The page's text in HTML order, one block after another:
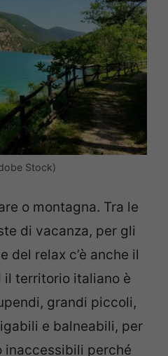
Stock)
o montagna. Tra le
di vacanza, per gli
del relax c’è anche il
il territorio italiano è
grandi piccoli,
e balneabili, per
inaccessibili perché